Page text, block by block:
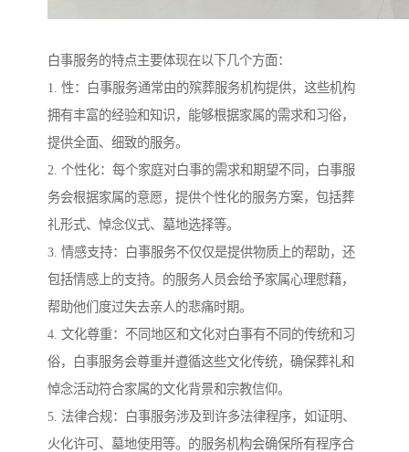
白事服务的特点主要体现在以下几个方面：
1. 性：白事服务通常由的殡葬服务机构提供，这些机构
拥有丰富的经验和知识，能够根据家属的需求和习俗，
提供全面、细致的服务。
2. 个性化：每个家庭对白事的需求和期望不同，白事服
务会根据家属的意愿，提供个性化的服务方案，包括葬
礼形式、悼念仪式、墓地选择等。
3. 情感支持：白事服务不仅仅是提供物质上的帮助，还
包括情感上的支持。的服务人员会给予家属心理慰藉，
帮助他们度过失去亲人的悲痛时期。
4. 文化尊重：不同地区和文化对白事有不同的传统和习
俗，白事服务会尊重并遵循这些文化传统，确保葬礼和
悼念活动符合家属的文化背景和宗教信仰。
5. 法律合规：白事服务涉及到许多法律程序，如证明、
火化许可、墓地使用等。的服务机构会确保所有程序合